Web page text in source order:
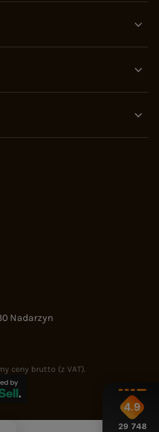
Nadarzyn
ceny brutto (z VAT).
4.9
29 748